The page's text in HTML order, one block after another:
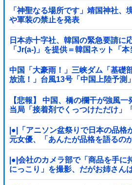
「神聖なる場所です」靖国神社、
や軍装の禁止を発表
日本赤十字社、韓国の緊急要請に
「Jr(a-)」を提供＝韓国ネット「本
中国「大豪雨！」三峡ダム「基礎
放流！」台風13号「中国上陸予測
（画像」中国「台風同時上陸！（
→
【悲報】 中国、橋の欄干が強風一
当局「接着剤でくっつけただけ」
ない」
|●|「アニソン盆祭りで日本の品格
元女優、「あんたが品格を語るの
を食らってしまい……
|●|会社のカメラ部で「商品を手に
にっこり」を撮影、だがお姉さん
バレした結果……